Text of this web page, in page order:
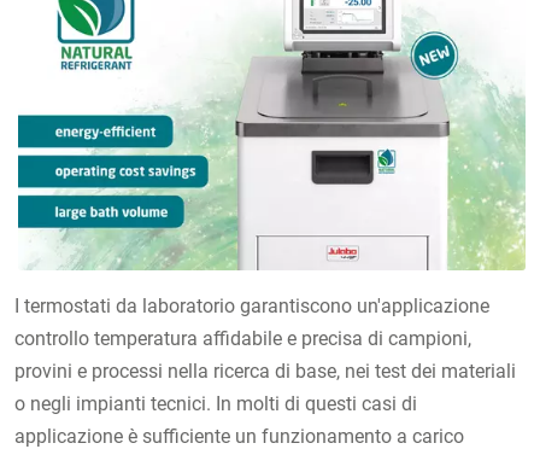
I termostati da laboratorio garantiscono un'applicazione
controllo temperatura affidabile e precisa di campioni,
provini e processi nella ricerca di base, nei test dei materiali
o negli impianti tecnici. In molti di questi casi di
applicazione è sufficiente un funzionamento a carico